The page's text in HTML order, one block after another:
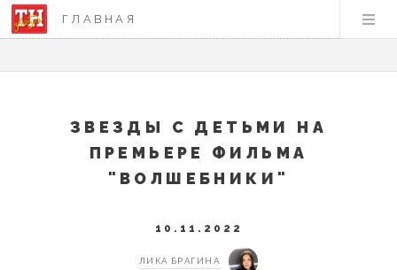
ГЛАВНАЯ
ЗВЕЗДЫ С ДЕТЬМИ НА
ПРЕМЬЕРЕ ФИЛЬМА
"ВОЛШЕБНИКИ"
10.11.2022
ЛИКА БРАГИНА